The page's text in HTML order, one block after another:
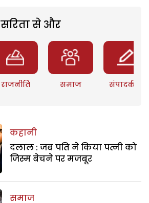
सरिता से और
राजनीति समाज संपादकीय
कहानी
दलाल : जब पति ने किया पत्नी को
जिस्म बेचने पर मजबूर
समाज